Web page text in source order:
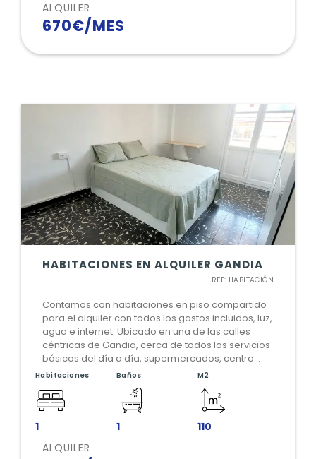
ALQUILER
670€/MES
HABITACIONES EN ALQUILER GANDIA
REF: HABITACIÓN
Contamos con habitaciones en piso compartido
para el alquiler con todos los gastos incluidos, luz,
agua e internet. Ubicado en una de las calles
céntricas de Gandia, cerca de todos los servicios
básicos del día a día, supermercados, centro
médicos y demás servicios esenciales.
Habitaciones
1
Baños
1
M2
110
ALQUILER